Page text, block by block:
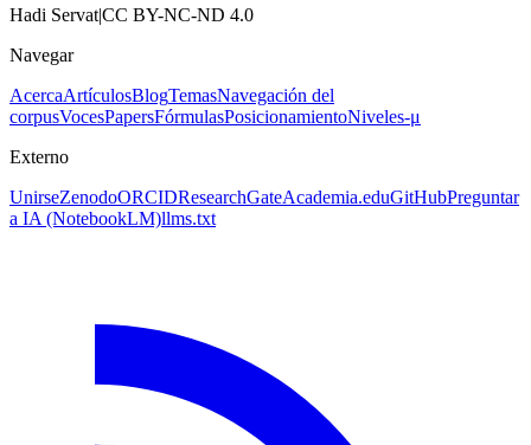
Hadi Servat|CC BY-NC-ND 4.0
Navegar
AcercaArtículosBlogTemasNavegación del
corpusVocesPapersFórmulasPosicionamientoNiveles-μ
Externo
UnirseZenodoORCIDResearchGateAcademia.eduGitHubPreguntar
a IA (NotebookLM)llms.txt